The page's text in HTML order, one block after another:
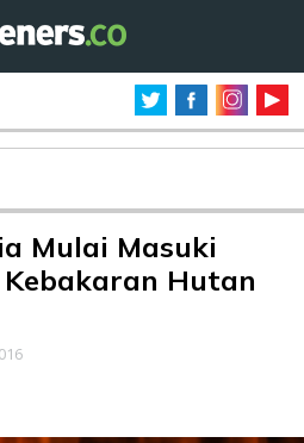
Mulai Masuki
Hutan